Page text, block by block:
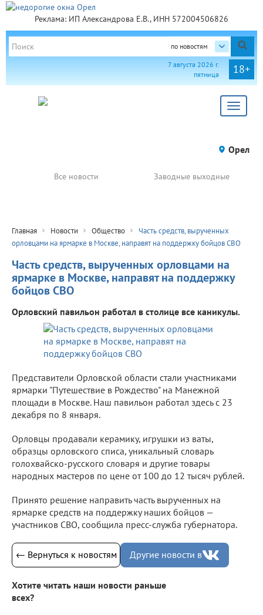
Реклама: ИП Александрова Е.В., ИНН 572004506826
по новостям
18+
7 августа 2026 г.
пятница
Toggle
Орел
Все новости Заводные выходные
Главная Новости Общество
Часть средств, вырученных
орловцами на ярмарке в Москве, направят на поддержку бойцов СВО
Часть средств, вырученных орловцами на
ярмарке в Москве, направят на поддержку
бойцов СВО
Орловский павильон работал в столице все каникулы.
Представители Орловской области стали участниками
ярмарки "Путешествие в Рождество" на Манежной
площади в Москве. Наш павильон работал здесь с 23
декабря по 8 января.
Орловцы продавали керамику, игрушки из ваты,
образцы орловского списа, уникальный словарь
голохвайско-русского словаря и другие товары
народных мастеров по цене от 100 до 12 тысяч рублей.
Принято решение направить часть вырученных на
ярмарке средств на поддержку наших бойцов —
участников СВО, сообщила пресс-служба губернатора.
← Вернуться к новостям Другие новости в
Хотите читать наши новости раньше
всех?